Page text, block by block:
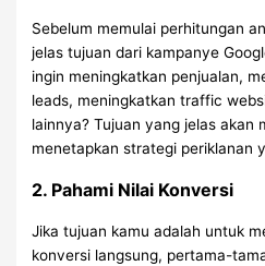
Sebelum memulai perhitungan
jelas tujuan dari kampanye
ingin meningkatkan penjualan,
leads, meningkatkan traffic
lainnya? Tujuan yang jelas akan
menetapkan strategi periklanan
2. Pahami Nilai Konversi
Jika tujuan kamu adalah untuk
konversi langsung, pertama-